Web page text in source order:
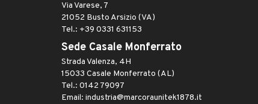
Via Varese, 7
21052 Busto Arsizio (VA)
Tel.: +39 0331 631153
Sede Casale Monferrato
Strada Valenza, 4H
15033 Casale Monferrato (AL)
Tel.: 0142 79097
Email: industria@marcoraunitek1878.it